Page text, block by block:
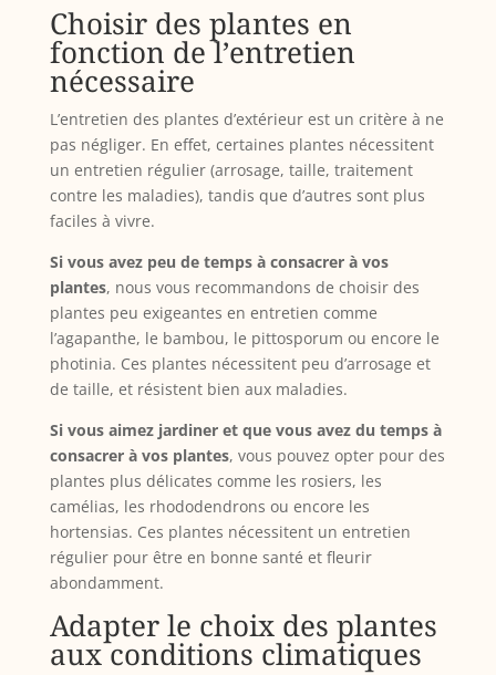
Choisir des plantes en
fonction de l’entretien
nécessaire
L’entretien des plantes d’extérieur est un critère à ne
pas négliger. En effet, certaines plantes nécessitent
un entretien régulier (arrosage, taille, traitement
contre les maladies), tandis que d’autres sont plus
faciles à vivre.
Si vous avez peu de temps à consacrer à vos
plantes, nous vous recommandons de choisir des
plantes peu exigeantes en entretien comme
l’agapanthe, le bambou, le pittosporum ou encore le
photinia. Ces plantes nécessitent peu d’arrosage et
de taille, et résistent bien aux maladies.
Si vous aimez jardiner et que vous avez du temps à
consacrer à vos plantes, vous pouvez opter pour des
plantes plus délicates comme les rosiers, les
camélias, les rhododendrons ou encore les
hortensias. Ces plantes nécessitent un entretien
régulier pour être en bonne santé et fleurir
abondamment.
Adapter le choix des plantes
aux conditions climatiques